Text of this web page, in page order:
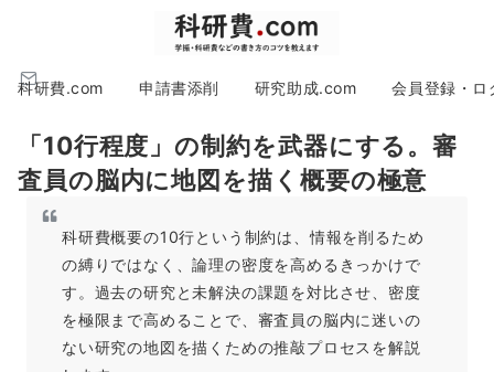
科研費.com 申請書添削 研究助成.com 会員登録・ロ
「10行程度」の制約を武器にする。審
査員の脳内に地図を描く概要の極意
科研費概要の10行という制約は、情報を削るため
の縛りではなく、論理の密度を高めるきっかけで
す。過去の研究と未解決の課題を対比させ、密度
を極限まで高めることで、審査員の脳内に迷いの
ない研究の地図を描くための推敲プロセスを解説